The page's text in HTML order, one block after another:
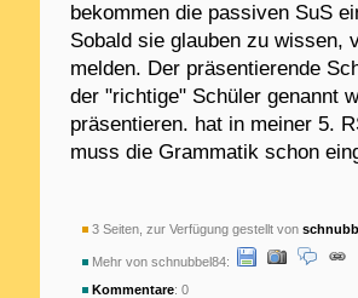
bekommen die passiven SuS
Sobald sie glauben zu wissen,
melden. Der präsentierende
der "richtige" Schüler genannt
präsentieren. hat in meiner 5.
muss die Grammatik schon
3 Seiten, zur Verfügung gestellt von
Mehr von schnubbel84:
Kommentare: 0